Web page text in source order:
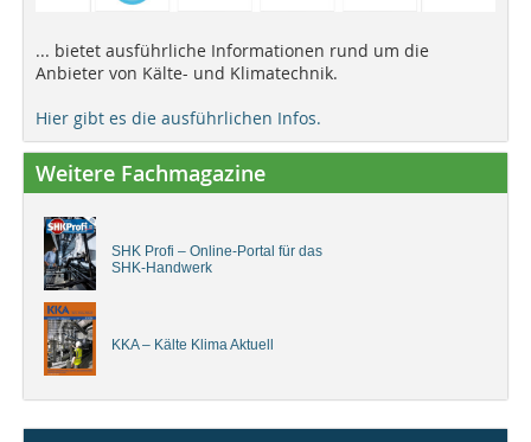
... bietet ausführliche Informationen rund um die
Anbieter von Kälte- und Klimatechnik.
Hier gibt es die ausführlichen Infos.
Weitere Fachmagazine
SHK Profi – Online-Portal für das
SHK-Handwerk
KKA – Kälte Klima Aktuell